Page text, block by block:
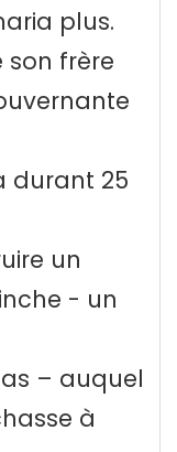
plus.
son frère
durant 25
un
- un
– auquel
à